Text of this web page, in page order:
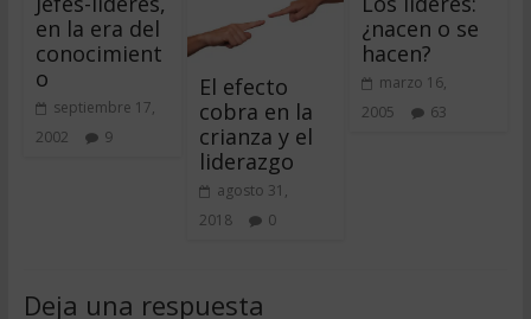
en la era del
conocimient
o
septiembre 17,
2002
9
El efecto
cobra en la
crianza y el
liderazgo
agosto 31,
2018
0
¿nacen o se
hacen?
marzo 16,
2005
63
Deja una respuesta